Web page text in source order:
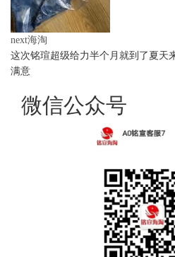
next海淘
这次铭瑄超级给力半个月就到了夏天
满意
微信公众号